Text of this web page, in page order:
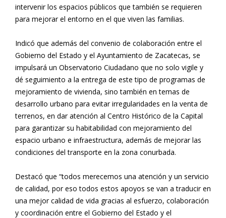
intervenir los espacios públicos que también se requieren
para mejorar el entorno en el que viven las familias.
Indicó que además del convenio de colaboración entre el
Gobierno del Estado y el Ayuntamiento de Zacatecas, se
impulsará un Observatorio Ciudadano que no solo vigile y
dé seguimiento a la entrega de este tipo de programas de
mejoramiento de vivienda, sino también en temas de
desarrollo urbano para evitar irregularidades en la venta de
terrenos, en dar atención al Centro Histórico de la Capital
para garantizar su habitabilidad con mejoramiento del
espacio urbano e infraestructura, además de mejorar las
condiciones del transporte en la zona conurbada.
Destacó que “todos merecemos una atención y un servicio
de calidad, por eso todos estos apoyos se van a traducir en
una mejor calidad de vida gracias al esfuerzo, colaboración
y coordinación entre el Gobierno del Estado y el